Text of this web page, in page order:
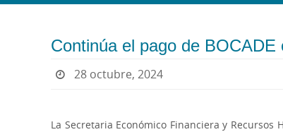
Continúa el pago de
28 octubre, 2024
La Secretaria Económico Financiera y